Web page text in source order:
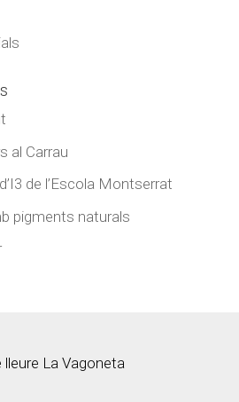
al Carrau
de l’Escola Montserrat
pigments naturals
lleure La Vagoneta